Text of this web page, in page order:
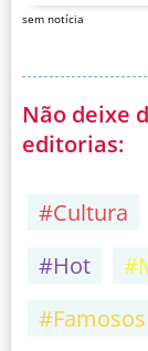
sem notícia
Não deixe
editorias:
#Cultura
#Hot
#Famosos